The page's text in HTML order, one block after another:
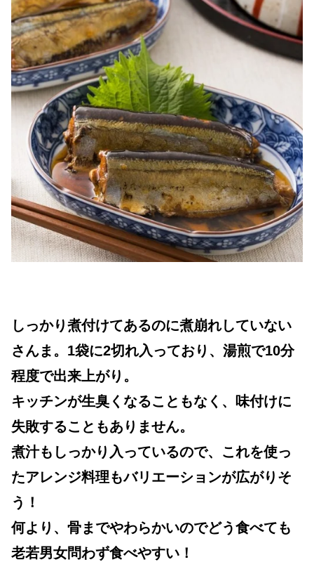
しっかり煮付けてあるのに煮崩れしていない
さんま。1袋に2切れ入っており、湯煎で10分
程度で出来上がり。
キッチンが生臭くなることもなく、味付けに
失敗することもありません。
煮汁もしっかり入っているので、これを使っ
たアレンジ料理もバリエーションが広がりそ
う！
何より、骨までやわらかいのでどう食べても
老若男女問わず食べやすい！